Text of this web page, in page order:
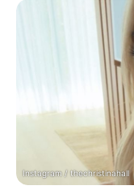
Instagram / thechristinahall